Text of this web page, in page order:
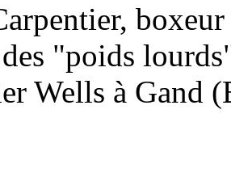
"poids
Wells à Gand